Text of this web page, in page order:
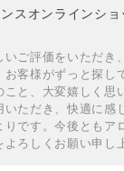
スオンラインショ
いご評価をいただき
お客様がずっと探し
こと、大変嬉しく思
いただき、快適に感
りです。今後ともア
ろしくお願い申し